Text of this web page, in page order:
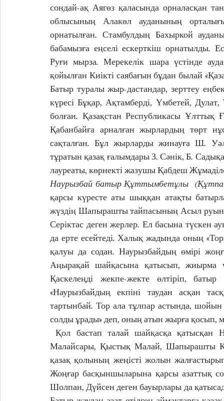
сондай-ақ Аягөз қаласында орналасқан
облысының Алакөл ауданының
орнатылған. Стамбулдың Бахыркой
бабамызға еңселі ескерткіш орнатылды.
Руғи мырза. Мерекелік шара үстінде
қойылған Киікті саябағын бұдан былай
Батыр туралы жыр-дастандар, зерттеу
күресі Бұқар, Ақтамберді, Үмбетей,
болған. Қазақстан Республикасы Ұлттық
Қабанбайға арналған жырлардың төрт
сақталған. Бұл жырларды жинауға Ш.
тұратын қазақ ғалымдары З. Сәнік, Б.
лауреаты, көрнекті жазушы Қабдеш
Наурызбай батыр Құттымбетұлы
қарсы күресте аты шыққан атақты
жүздің Шапырашты тайпасының Асыл
Серіктас деген жерлер. Ел басына түскен
да ерте есейтеді. Халық жадында оның
қалуы да содан. Наурызбайдың өмірі
Аңырақай шайқасына қатысып,
Қаскелеңді жекпе-жекте өлтіріп,
«Наурызбайдың екпіні таудан асқан
тартынбай. Тор ала тұлпар астында,
солды ұрады» деп, оның атын жырға қосып,
Қол бастап талай шайқасқа қатысқан Наурызбай батыр 1784 – 53 жылдары Бәсентиін
Малайсары, Қыстық Малай, Шапырашты
қазақ қолының жеңісті жолын
Жоңғар басқыншыларына қарсы азаттық
Шолпан, Дүйсен деген бауырлары да